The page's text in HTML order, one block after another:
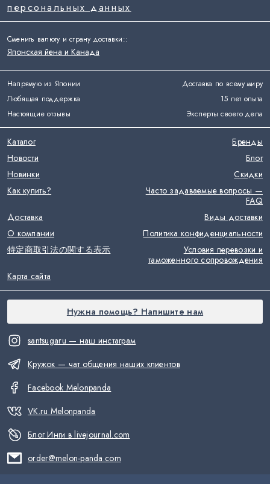
Напрямую из Японии
Доставка по всему миру
Любящая поддержка
15 лет опыта
Настоящие отзывы
Эксперты своего дела
santsugaru — наш инстаграм
Кружок — чат общения наших клиентов
Facebook Melonpanda
VK.ru Melonpanda
Блог Инги в livejournal.com
order@melon-panda.com
персональных данных
Каталог
Бренды
Новости
Блог
Новинки
Скидки
Как купить?
Часто задаваемые вопросы —
FAQ
Доставка
Виды доставки
О компании
Политика конфиденциальности
特定商取引法の関する表示
Условия перевозки и
таможенного сопровождения
Карта сайта
Сменить валюту и страну доставки::
Японская йена и Канада
Нужна помощь? Напишите нам